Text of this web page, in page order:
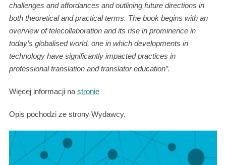
challenges and affordances and outlining future directions in
both theoretical and practical terms. The book begins with an
overview of telecollaboration and its rise in prominence in
today’s globalised world, one in which developments in
technology have significantly impacted practices in
professional translation and translator education”.
Więcej informacji na stronie
Opis pochodzi ze strony Wydawcy.